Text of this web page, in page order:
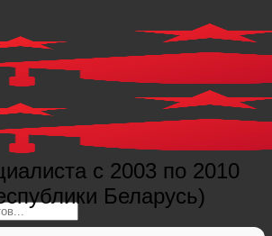
с 2003 по 2010
Беларусь)